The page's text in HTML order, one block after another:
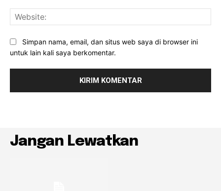
Simpan nama, email, dan situs web saya di browser ini
untuk lain kali saya berkomentar.
Jangan Lewatkan